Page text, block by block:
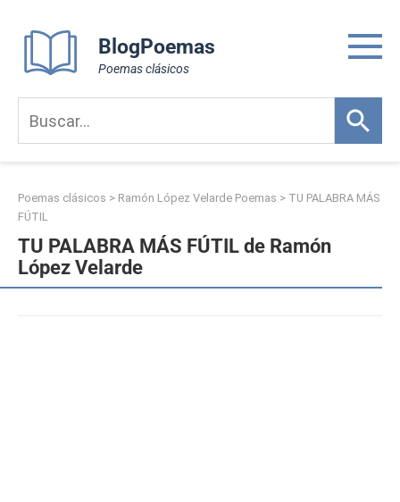
content
BlogPoemas
Poemas clásicos
Poemas clásicos > Ramón López Velarde Poemas > TU PALABRA MÁS
FÚTIL
TU PALABRA MÁS FÚTIL de Ramón
López Velarde